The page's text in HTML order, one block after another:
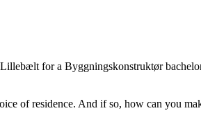
for a Byggningskonstruktør
of residence. And if so, how can you